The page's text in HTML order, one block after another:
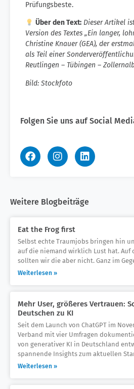
Prüfungsbeste.
Über den Text: Dieser Artikel
Version des Textes „Ein langer,
Christine Knauer (GEA), der
als Teil einer
Reutlingen – Tübingen –
Bild: Stockfoto
Folgen Sie uns auf Social
Weitere Blogbeiträge
Eat the Frog first
Selbst echte Traumjobs bringen hin
auf die niemand wirklich Lust hat. Auf
sollten wir die aber nicht. Ganz im
Weiterlesen »
Mehr User, größeres Vertrauen:
Deutschen zu KI
Seit dem Launch von ChatGPT im
Verband mit vier Umfragen
von generativer KI in Deutschland
spannende Insights zum aktuellen
Weiterlesen »